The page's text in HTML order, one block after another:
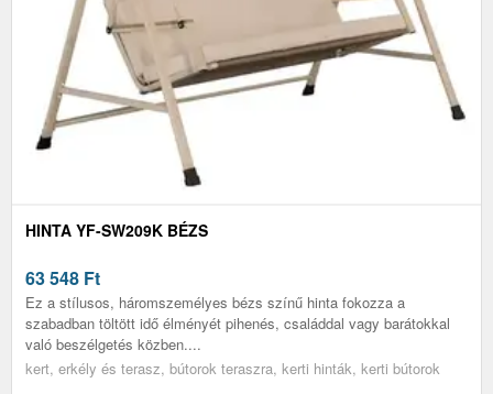
HINTA YF-SW209K BÉZS
63 548 Ft
Ez a stílusos, háromszemélyes bézs színű hinta fokozza a
szabadban töltött idő élményét pihenés, családdal vagy barátokkal
való beszélgetés közben....
kert, erkély és terasz, bútorok teraszra, kerti hinták, kerti bútorok